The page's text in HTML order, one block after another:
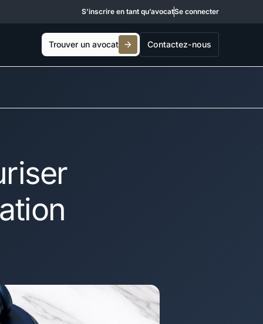
S’inscrire en tant qu’avocatSe connecter
Trouver un avocat Contactez-nous